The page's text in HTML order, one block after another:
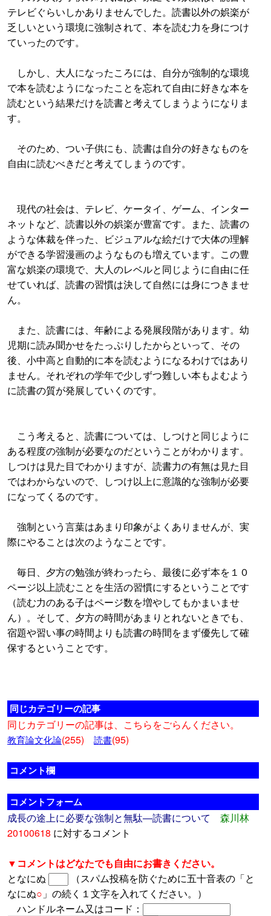
テレビぐらいしかありませんでした。読書以外の娯楽が
乏しいという環境に強制されて、本を読む力を身につけ
ていったのです。
しかし、大人になったころには、自分が強制的な環境
で本を読むようになったことを忘れて自由に好きな本を
読むという結果だけを読書と考えてしまうようになりま
す。
そのため、つい子供にも、読書は自分の好きなものを
自由に読むべきだと考えてしまうのです。
現代の社会は、テレビ、ケータイ、ゲーム、インター
ネットなど、読書以外の娯楽が豊富です。また、読書の
ような体裁を伴った、ビジュアルな絵だけで大体の理解
ができる学習漫画のようなものも増えています。この豊
富な娯楽の環境で、大人のレベルと同じように自由に任
せていれば、読書の習慣は決して自然には身につきませ
ん。
また、読書には、年齢による発展段階があります。幼
児期に読み聞かせをたっぷりしたからといって、その
後、小中高と自動的に本を読むようになるわけではあり
ません。それぞれの学年で少しずつ難しい本もよむよう
に読書の質が発展していくのです。
こう考えると、読書については、しつけと同じように
ある程度の強制が必要なのだということがわかります。
しつけは見た目でわかりますが、読書力の有無は見た目
ではわからないので、しつけ以上に意識的な強制が必要
になってくるのです。
強制という言葉はあまり印象がよくありませんが、実
際にやることは次のようなことです。
毎日、夕方の勉強が終わったら、最後に必ず本を１０
ページ以上読むことを生活の習慣にするということです
（読む力のある子はページ数を増やしてもかまいませ
ん）。そして、夕方の時間があまりとれないときでも、
宿題や習い事の時間よりも読書の時間をまず優先して確
保するということです。
同じカテゴリーの記事
同じカテゴリーの記事は、こちらをごらんください。
教育論文化論(255) 読書(95)
コメント欄
コメントフォーム
成長の途上に必要な強制と無駄―読書について
森川林
20100618 に対するコメント
▼コメントはどなたでも自由にお書きください。
となにぬ
（スパム投稿を防ぐために五十音表の「と
なにぬ○ 」の続く１文字を入れてください。）
ハンドルネーム又はコード：